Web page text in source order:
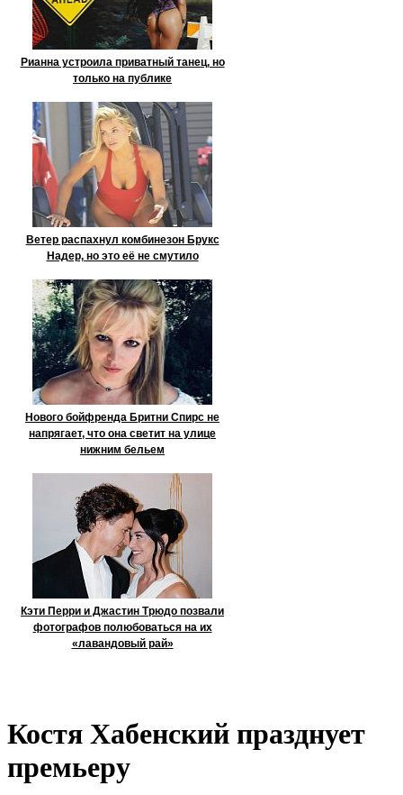
Рианна устроила приватный танец, но
только на публике
Ветер распахнул комбинезон Брукс
Надер, но это её не смутило
Нового бойфренда Бритни Спирс не
напрягает, что она светит на улице
нижним бельем
Кэти Перри и Джастин Трюдо позвали
фотографов полюбоваться на их
«лавандовый рай»
Костя Хабенский празднует
премьеру